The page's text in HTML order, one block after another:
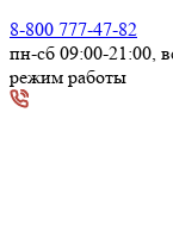
8-800 777-47-82
пн-сб 09:00-21:00,
режим работы